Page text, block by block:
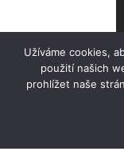
Užíváme cookies,
použití našich
prohlížet naše